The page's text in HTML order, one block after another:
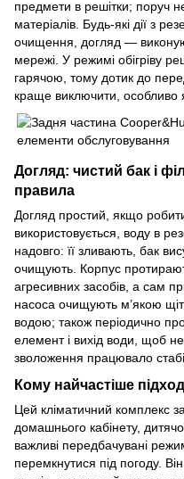
предмети в решітки; поруч
матеріалів. Будь-які дії з
очищення, догляд —
мережі. У режимі обігріву
гарячою, тому дотик до
краще виключити, особливо
Догляд: чистий бак і
правила
Догляд простий, якщо
використовується, воду в
надовго: її зливають, бак
очищують. Корпус
агресивних засобів, а сам
насоса очищують м’якою
водою; також періодично
елемент і вихід води, щоб
зволоження працювало
Кому найчастіше
Цей кліматичний комплекс
домашнього кабінету,
важливі передбачувані
перемкнутися під погоду.